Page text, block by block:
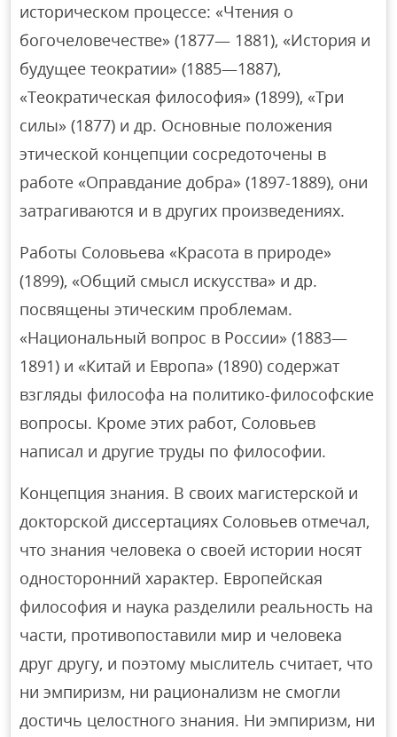
историческом процессе: «Чтения о
богочеловечестве» (1877— 1881), «История и
будущее теократии» (1885—1887),
«Теократическая философия» (1899), «Три
силы» (1877) и др. Основные положения
этической концепции сосредоточены в
работе «Оправдание добра» (1897-1889), они
затрагиваются и в других произведениях.
Работы Соловьева «Красота в природе»
(1899), «Общий смысл искусства» и др.
посвящены этическим проблемам.
«Национальный вопрос в России» (1883—
1891) и «Китай и Европа» (1890) содержат
взгляды философа на политико-философские
вопросы. Кроме этих работ, Соловьев
написал и другие труды по философии.
Концепция знания. В своих магистерской и
докторской диссертациях Соловьев отмечал,
что знания человека о своей истории носят
односторонний характер. Европейская
философия и наука разделили реальность на
части, противопоставили мир и человека
друг другу, и поэтому мыслитель считает, что
ни эмпиризм, ни рационализм не смогли
достичь целостного знания. Ни эмпиризм, ни